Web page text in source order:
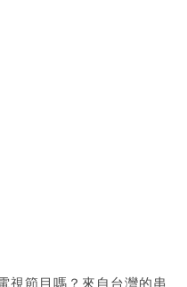
視節目嗎？來自台灣的串